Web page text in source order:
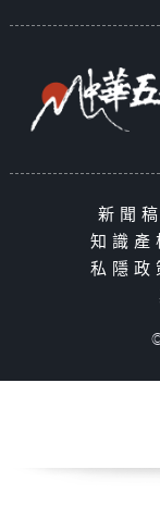
新聞
知識產
私隱政